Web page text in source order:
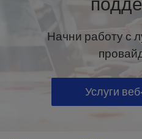
Начни работу с
Услуги